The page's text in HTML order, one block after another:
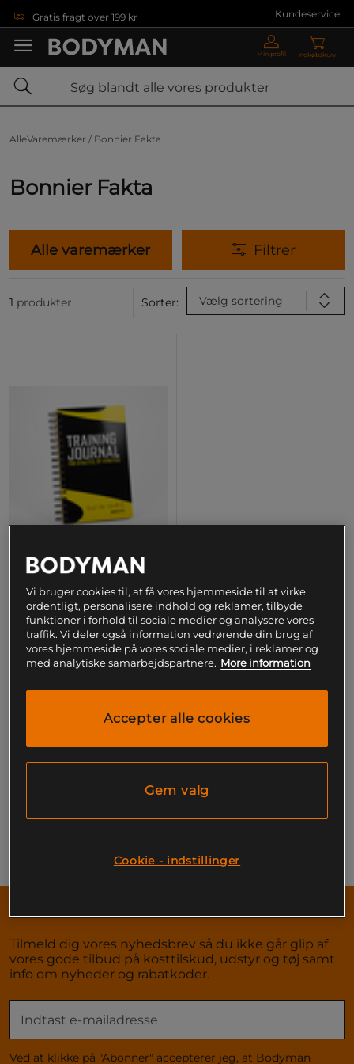
Gratis fragt over 199 kr Kundeservice
Min profil Indkøbskurv
AlleVaremærker / Bonnier Fakta
Bonnier Fakta
Alle varemærker Filtrer
1 produkter Sorter: Vælg sortering
Træningsdagbog
Bonnier Fakta
129 kr Køb
Du har set på 1 af 1 produkter
Forrige 1 Næste
Tilmeld dig vores nyhedsbrev så du ikke går glip af
vores gode tilbud på kosttilskud, udstyr og tøj samt
info om nyheder og rabatkoder.
Ved at klikke på "Abonner" accepterer jeg, at Bodyman
Vi bruger cookies til, at få vores hjemmeside til at virke
ordentligt, personalisere indhold og reklamer, tilbyde
funktioner i forhold til sociale medier og analysere vores
traffik. Vi deler også information vedrørende din brug af
vores hjemmeside på vores sociale medier, i reklamer og
med analytiske samarbejdspartnere. More information
Accepter alle cookies
Gem valg
Cookie - indstillinger